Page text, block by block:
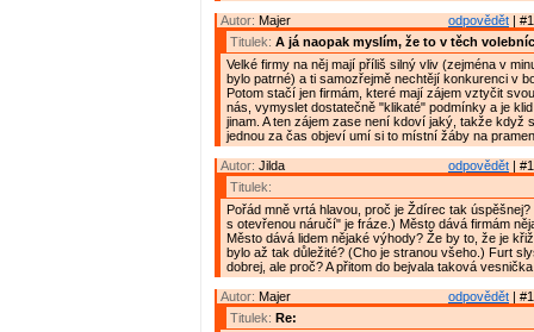
odpovědět |
Autor: Majer
Titulek: A já naopak myslím, že to v těch
Velké firmy na něj mají příliš silný vliv (zejména v
bylo patrné) a ti samozřejmě nechtějí konkurenci v
Potom stačí jen firmám, které mají zájem vztyčit
nás, vymyslet dostatečně "klikaté" podmínky a je
jinam. A ten zájem zase není kdoví jaký, takže když
jednou za čas objeví umí si to místní žáby na
odpovědět |
Autor: Jilda
Titulek:
Pořád mně vrtá hlavou, proč je Ždírec tak
s otevřenou náručí" je fráze.) Město dává firmám
Město dává lidem nějaké výhody? Že by to, že je
bylo až tak důležité? (Cho je stranou všeho.) Furt
dobrej, ale proč? A přitom do bejvala taková
odpovědět |
Autor: Majer
Titulek: Re: